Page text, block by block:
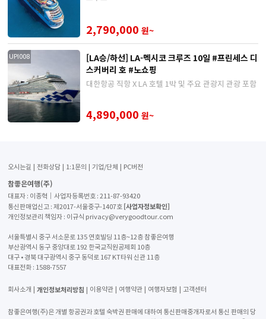
2,790,000 원~
UPI008
[LA승/하선] LA-멕시코 크루즈 10일 #프린세스 디
스커버리 호 #노쇼핑
대한항공 직항 X LA 호텔 1박 및 주요 관광지 관광 포함
4,890,000 원~
오시는길 전화상담 1:1문의 기업/단체 PC버전
참좋은여행(주)
대표자 : 이종혁│사업자등록번호 : 211-87-93420
통신판매업신고 : 제2017-서울중구-1407호 [사업자정보확인]
개인정보관리 책임자 : 이규식 privacy@verygoodtour.com
서울특별시 중구 서소문로 135 연호빌딩 11층~12층 참좋은여행
부산광역시 동구 중앙대로 192 한국교직원공제회 10층
대구 • 경북 대구광역시 중구 동덕로 167 KT타워 신관 11층
대표전화 : 1588-7557
회사소개 개인정보처리방침 이용약관 여행약관 여행자보험 고객센터
참좋은여행(주)은 개별 항공권과 호텔 숙박권 판매에 대하여 통신판매중개자로서 통신 판매의 당